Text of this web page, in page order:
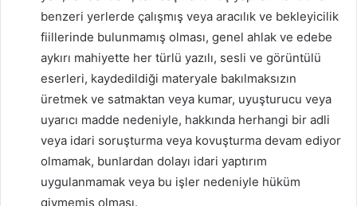
benzeri yerlerde çalışmış veya aracılık ve bekleyicilik
fiillerinde bulunmamış olması, genel ahlak ve edebe
aykırı mahiyette her türlü yazılı, sesli ve görüntülü
eserleri, kaydedildiği materyale bakılmaksızın
üretmek ve satmaktan veya kumar, uyuşturucu veya
uyarıcı madde nedeniyle, hakkında herhangi bir adli
veya idari soruşturma veya kovuşturma devam ediyor
olmamak, bunlardan dolayı idari yaptırım
uygulanmamak veya bu işler nedeniyle hüküm
giymemiş olması.